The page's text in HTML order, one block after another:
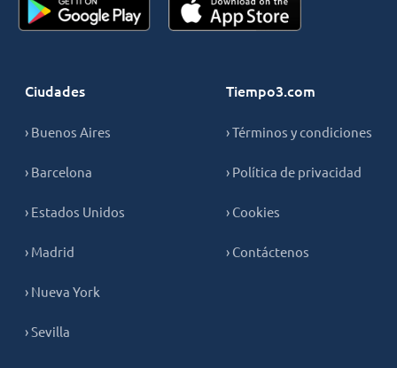
Ciudades
› Buenos Aires
› Barcelona
› Estados Unidos
› Madrid
› Nueva York
› Sevilla
Tiempo3.com
› Términos y condiciones
› Política de privacidad
› Cookies
› Contáctenos